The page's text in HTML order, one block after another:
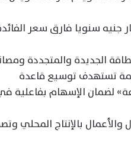
أن الخزانة العامة للدولة تتحمل أكثر من 13 مليار جنيه سنويا فارق
الجديدة والمتجددة
تستهدف توسيع قاعدة
لضمان الإسهام بفاعلية
بالإنتاج المحلي